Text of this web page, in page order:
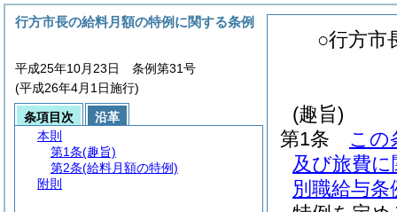
○行方市
(趣旨)
第1条
この
及び旅費
別職給与
行方市長の給料月額の特例に関する条例
平成25年10月23日 条例第31号
(平成26年4月1日施行)
条項目次
沿革
本則
第1条(趣旨)
第2条(給料月額の特例)
附則